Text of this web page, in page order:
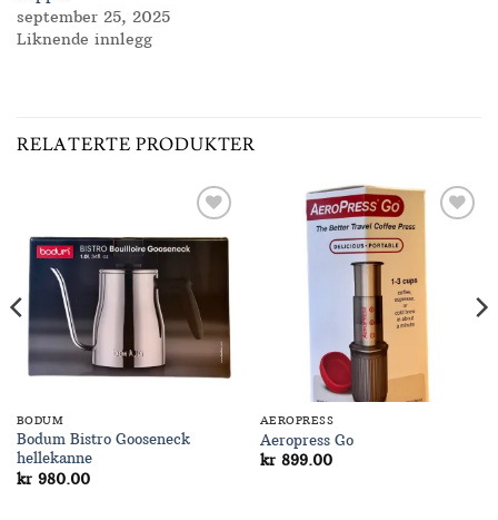
september 25, 2025
Liknende innlegg
RELATERTE PRODUKTER
Add to
Wishlist
BODUM
Bodum Bistro Gooseneck
hellekanne
kr980.00
AEROPRESS
Aeropress Go
kr899.00